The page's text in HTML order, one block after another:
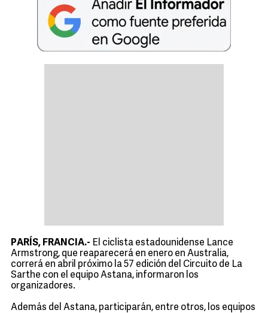
PARÍS, FRANCIA.- El ciclista estadounidense Lance
Armstrong, que reaparecerá en enero en Australia,
correrá en abril próximo la 57 edición del Circuito de La
Sarthe con el equipo Astana, informaron los
organizadores.
Además del Astana, participarán, entre otros, los equipos